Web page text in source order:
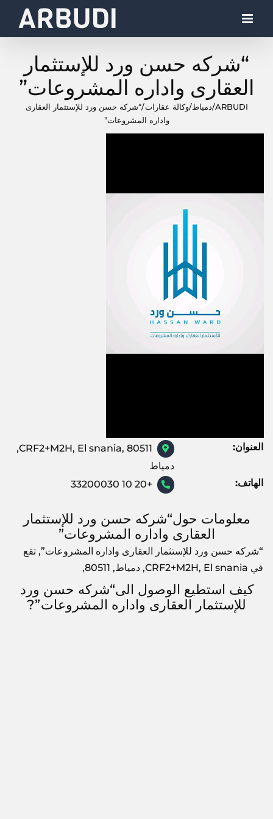
“شركه حسن ورد للإستثمار
العقارى واداره المشروعات”
ARBUDI
/دمياط/وكالة عقارات/“شركه حسن ورد للإستثمار العقارى
واداره المشروعات”
العنوان:
CRF2+M2H, El snania, 80511,
دمياط
الهاتف:
+20 10 33200030
معلومات حول“شركه حسن ورد للإستثمار
العقارى واداره المشروعات”
“شركه حسن ورد للإستثمار العقارى واداره المشروعات”, تقع
في CRF2+M2H, El snania, دمياط, 80511,
كيف استطيع الوصول الى“شركه حسن ورد
للإستثمار العقارى واداره المشروعات”?